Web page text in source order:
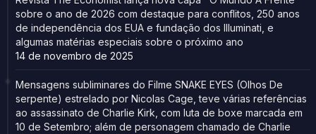
sobre o ano de 2026 com destaque para conflitos, 250 anos
de independência dos EUA e fundação dos Illuminati, e
algumas matérias especiais sobre o próximo ano
14 de novembro de 2025
Mensagens subliminares do Filme SNAKE EYES (Olhos De
serpente) estrelado por Nicolas Cage, teve várias referências
ao assassinato de Charlie Kirk, com luta de boxe marcada em
10 de Setembro; além de personagem chamado de Charlie